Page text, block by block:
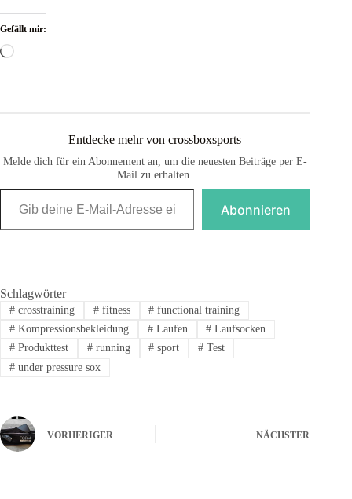
Gefällt mir:
Wird
Entdecke mehr von crossboxsports
Melde dich für ein Abonnement an, um die neuesten Beiträge per E-
Mail zu erhalten.
Gib deine E-Mail-Adresse ein ...
Abonnieren
Schlagwörter
#crosstraining #fitness # functional training
#Kompressionsbekleidung #Laufen # Laufsocken
#Produkttest #running # sport # Test
#under pressure sox
VORHERIGER NÄCHSTER